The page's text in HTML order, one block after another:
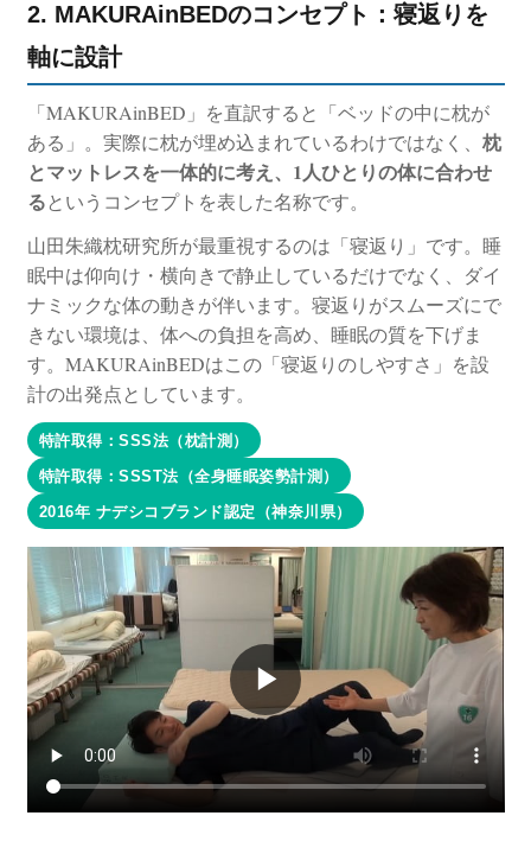
2. MAKURAinBEDのコンセプト：寝返りを
軸に設計
「MAKURAinBED」を直訳すると「ベッドの中に枕が
ある」。実際に枕が埋め込まれているわけではなく、 枕
とマットレスを一体的に考え、1人ひとりの体に合わせ
るというコンセプトを表した名称です。
山田朱織枕研究所が最重視するのは「寝返り」です。睡
眠中は仰向け・横向きで静止しているだけでなく、ダイ
ナミックな体の動きが伴います。寝返りがスムーズにで
きない環境は、体への負担を高め、睡眠の質を下げま
す。MAKURAinBEDはこの「寝返りのしやすさ」を設
計の出発点としています。
特許取得：SSS法（枕計測）
特許取得：SSST法（全身睡眠姿勢計測）
2016年 ナデシコブランド認定（神奈川県）
▶